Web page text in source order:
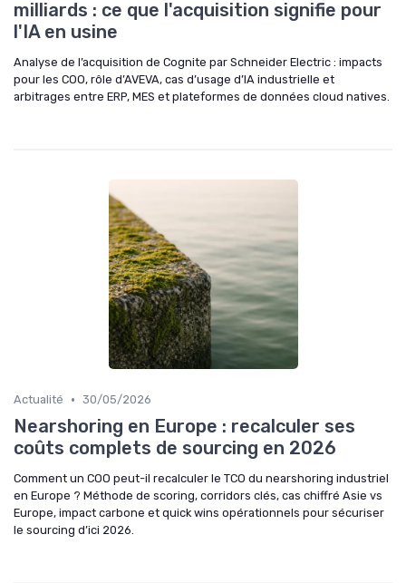
milliards : ce que l'acquisition signifie pour
l'IA en usine
Analyse de l’acquisition de Cognite par Schneider Electric : impacts
pour les COO, rôle d’AVEVA, cas d’usage d’IA industrielle et
arbitrages entre ERP, MES et plateformes de données cloud natives.
Actualité • 30/05/2026
Nearshoring en Europe : recalculer ses
coûts complets de sourcing en 2026
Comment un COO peut-il recalculer le TCO du nearshoring industriel
en Europe ? Méthode de scoring, corridors clés, cas chiffré Asie vs
Europe, impact carbone et quick wins opérationnels pour sécuriser
le sourcing d’ici 2026.